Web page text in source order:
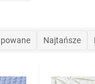
Najtańsze